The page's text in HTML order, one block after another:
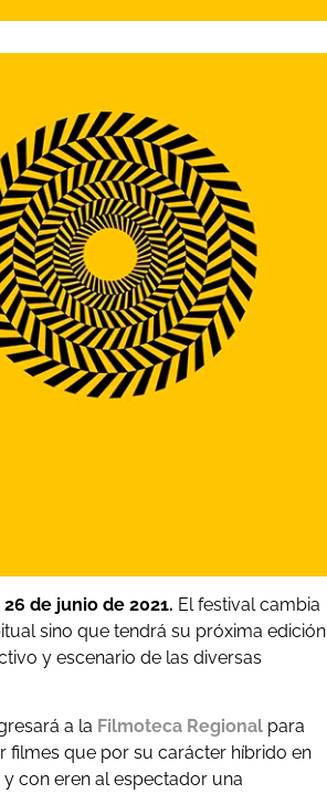
de junio de 2021. El festival cambia
sino que tendrá su próxima edición
y escenario de las diversas
a la Filmoteca Regional para
que por su carácter híbrido en
con eren al espectador una